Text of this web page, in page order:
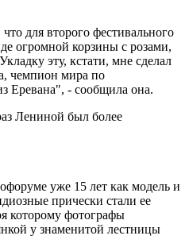
для второго фестивального
огромной корзины с розами,
эту, кстати, мне сделал
чемпион мира по
Еревана", - сообщила она.
Лениной был более
уже 15 лет как модель и
прически стали ее
которому фотографы
у знаменитой лестницы